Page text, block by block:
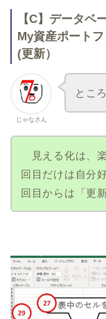
【C】データベ
My資産ポート
(更新）
じゃなさん
とこ
見える化は、
回目だけは自分
回目からは「更